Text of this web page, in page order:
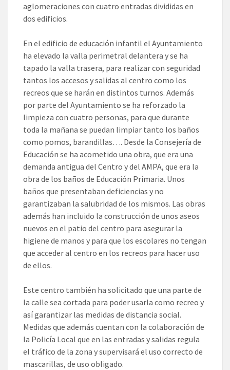
aglomeraciones con cuatro entradas divididas en
dos edificios.
En el edificio de educación infantil el Ayuntamiento
ha elevado la valla perimetral delantera y se ha
tapado la valla trasera, para realizar con seguridad
tantos los accesos y salidas al centro como los
recreos que se harán en distintos turnos. Además
por parte del Ayuntamiento se ha reforzado la
limpieza con cuatro personas, para que durante
toda la mañana se puedan limpiar tanto los baños
como pomos, barandillas…. Desde la Consejería de
Educación se ha acometido una obra, que era una
demanda antigua del Centro y del AMPA, que era la
obra de los baños de Educación Primaria. Unos
baños que presentaban deficiencias y no
garantizaban la salubridad de los mismos. Las obras
además han incluido la construcción de unos aseos
nuevos en el patio del centro para asegurar la
higiene de manos y para que los escolares no tengan
que acceder al centro en los recreos para hacer uso
de ellos.
Este centro también ha solicitado que una parte de
la calle sea cortada para poder usarla como recreo y
así garantizar las medidas de distancia social.
Medidas que además cuentan con la colaboración de
la Policía Local que en las entradas y salidas regula
el tráfico de la zona y supervisará el uso correcto de
mascarillas, de uso obligado.